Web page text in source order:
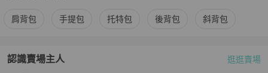
更多Marc Jacobs女包 相似商品推薦
肩背包 手提包 托特包 後背包 斜背包
認識賣場主人
PopChill 拍拍圈嚴選賣家
逛逛賣場